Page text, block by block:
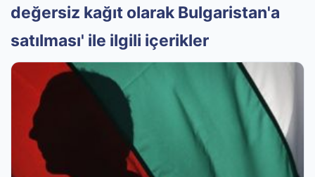
değersiz kağıt olarak Bulgaristan'a
satılması' ile ilgili içerikler